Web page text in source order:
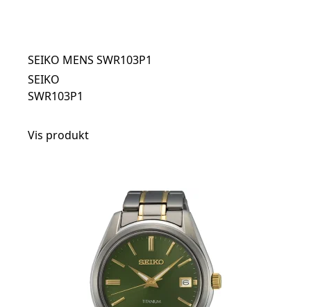
SEIKO MENS SWR103P1
SEIKO
SWR103P1
Vis produkt